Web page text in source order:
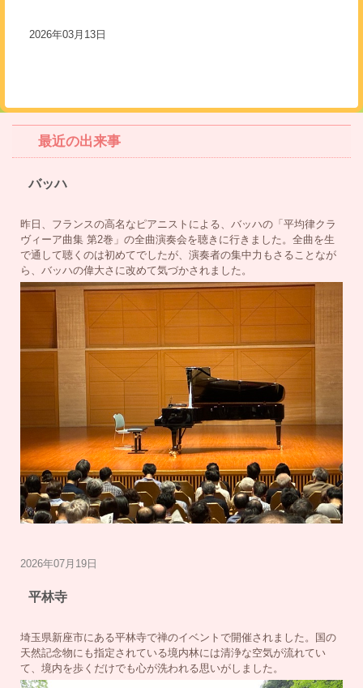
2026年03月13日
最近の出来事
バッハ
昨日、フランスの高名なピアニストによる、バッハの「平均律クラ
ヴィーア曲集 第2巻」の全曲演奏会を聴きに行きました。全曲を生
で通して聴くのは初めてでしたが、演奏者の集中力もさることなが
ら、バッハの偉大さに改めて気づかされました。
2026年07月19日
平林寺
埼玉県新座市にある平林寺で禅のイベントで開催されました。国の
天然記念物にも指定されている境内林には清浄な空気が流れてい
て、境内を歩くだけでも心が洗われる思いがしました。